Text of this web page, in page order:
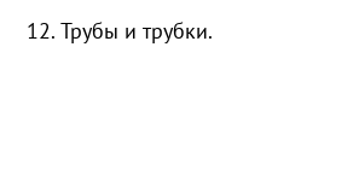
12. Трубы и трубки.